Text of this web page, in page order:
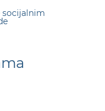
socijalnim